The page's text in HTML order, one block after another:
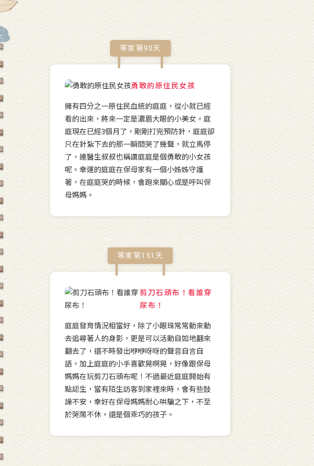
等家第90天
勇敢的原住民女孩
擁有四分之一原住民血統的庭庭，從小就已經
看的出來，將來一定是濃眉大眼的小美女。庭
庭現在已經3個月了，剛剛打完預防針，庭庭卻
只在針紮下去的那一瞬間哭了幾聲，就立馬停
了，連醫生叔叔也稱讚庭庭是個勇敢的小女孩
呢。幸運的庭庭在保母家有一個小姊姊守護
著，在庭庭哭的時候，會跑來關心或是呼叫保
母媽媽。
等家第151 天
剪刀石頭布！看誰穿
尿布！
庭庭發育情況相當好，除了小眼珠常常動來動
去追尋著人的身影，更是可以活動自如地翻來
翻去了，還不時發出咿咿呀呀的聲音自言自
語，加上庭庭的小手喜歡晃啊晃，好像跟保母
媽媽在玩剪刀石頭布呢！不過最近庭庭開始有
點認生，當有陌生訪客到家裡來時，會有些鼓
譟不安，幸好在保母媽媽耐心哄騙之下，不至
於哭鬧不休，還是個乖巧的孩子。